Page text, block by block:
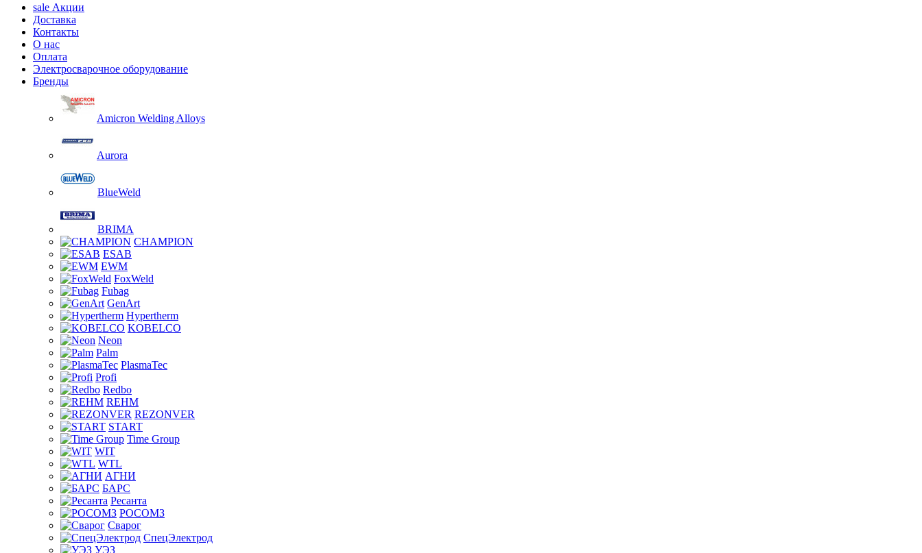
sale Акции
Доставка
Контакты
О нас
Оплата
Электросварочное оборудование
Бренды
Amicron Welding Alloys
Aurora
BlueWeld
BRIMA
CHAMPION
ESAB
EWM
FoxWeld
Fubag
GenArt
Hypertherm
KOBELCO
Neon
Palm
PlasmaTec
Profi
Redbo
REHM
REZONVER
START
Time Group
WIT
WTL
АГНИ
БАРС
Ресанта
РОСОМЗ
Сварог
СпецЭлектрод
УЭЗ